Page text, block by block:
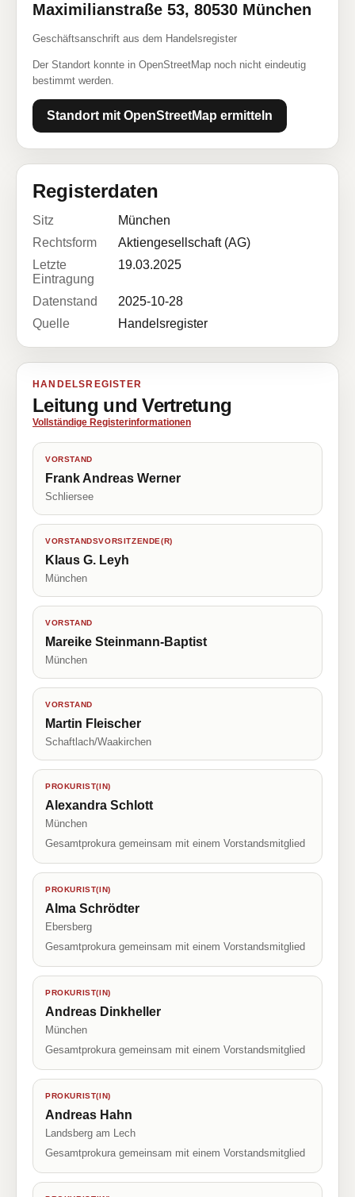
Maximilianstraße 53, 80530 München
Geschäftsanschrift aus dem Handelsregister
Der Standort konnte in OpenStreetMap noch nicht eindeutig
bestimmt werden.
Standort mit OpenStreetMap ermitteln
Registerdaten
Sitz
München
Rechtsform
Aktiengesellschaft (AG)
Letzte
Eintragung
19.03.2025
Datenstand
2025-10-28
Quelle
Handelsregister
HANDELSREGISTER
Leitung und Vertretung
Vollständige Registerinformationen
VORSTAND
Frank Andreas Werner
Schliersee
VORSTANDSVORSITZENDE(R)
Klaus G. Leyh
München
VORSTAND
Mareike Steinmann-Baptist
München
VORSTAND
Martin Fleischer
Schaftlach/Waakirchen
PROKURIST(IN)
Alexandra Schlott
München
Gesamtprokura gemeinsam mit einem Vorstandsmitglied
PROKURIST(IN)
Alma Schrödter
Ebersberg
Gesamtprokura gemeinsam mit einem Vorstandsmitglied
PROKURIST(IN)
Andreas Dinkheller
München
Gesamtprokura gemeinsam mit einem Vorstandsmitglied
PROKURIST(IN)
Andreas Hahn
Landsberg am Lech
Gesamtprokura gemeinsam mit einem Vorstandsmitglied